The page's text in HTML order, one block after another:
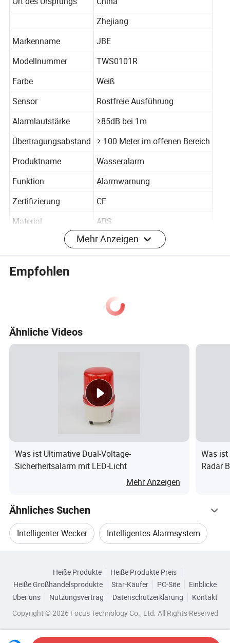
Zhejiang
Markenname
JBE
Modellnummer
TWS0101R
Farbe
Weiß
Sensor
Rostfreie Ausführung
Alarmlautstärke
≥85dB bei 1m
Übertragungsabstand
≥ 100 Meter im offenen Bereich
Produktname
Wasseralarm
Funktion
Alarmwarnung
Zertifizierung
CE
Material
ABS
CR2
Mehr Anzeigen
Empfohlen
Ähnliche Videos
Was ist Ultimative Dual-Voltage-
Sicherheitsalarm mit LED-Licht
Mehr Anzeigen
Was
Radar
Ähnliches Suchen
Intelligenter Wecker Intelligentes Alarmsystem
Intelligentes Sicherheitssystem
Intelligente Drahtlose Alarmanlage
Durchsuchen Sie nach Kategorien
Heiße Produkte
Heiße Produkte Preis
Heiße Großhandelsprodukte
Star-Käufer PC-Site
Einblicke
Über uns
Nutzungsvertrag Datenschutzerklärung
Kontakt
Copyright © 2026 Focus Technology Co., Ltd. All Rights Reserved